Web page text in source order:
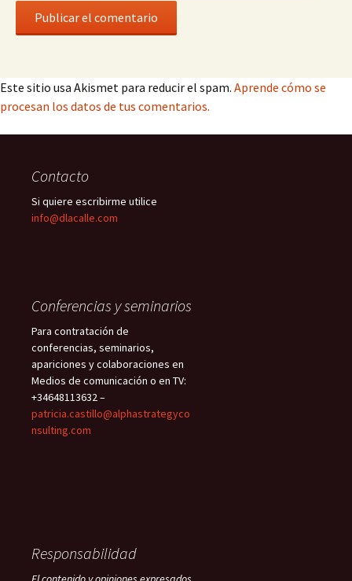
Este sitio usa Akismet para reducir el spam. Aprende cómo se
procesan los datos de tus comentarios.
Contacto
Si quiere escribirme utilice
info@dlacalle.com
Conferencias y seminarios
Para contratación de
conferencias, seminarios,
apariciones y colaboraciones en
Medios de comunicación o en TV:
+34648113632 –
patricia.castillo@alphastrategyco
nsulting.com
Responsabilidad